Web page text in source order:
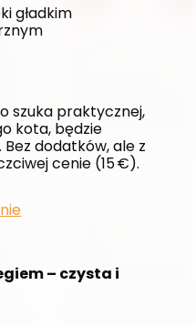
gładkim
szuka praktycznej,
kota, będzie
dodatków, ale z
cenie (15 €).
– czysta i